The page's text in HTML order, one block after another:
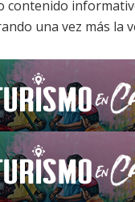
contenido
una vez más la